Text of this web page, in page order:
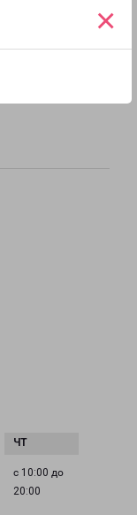
×
с 10:00 до
20:00